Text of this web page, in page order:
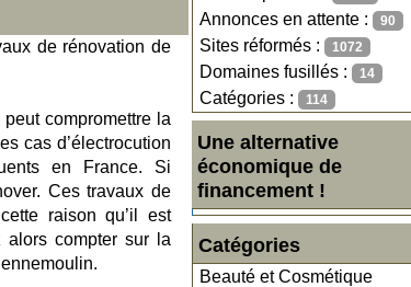
Annonces en attente : 90
Sites réformés : 1072
Domaines fusillés : 14
Catégories : 114
Une alternative
économique de
financement !
Catégories
Beauté et Cosmétique
de rénovation de
compromettre la
cas d’électrocution
en France. Si
Ces travaux de
raison qu’il est
compter sur la